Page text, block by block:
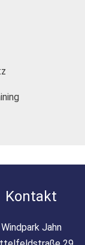
Kontakt
Windpark Jahn